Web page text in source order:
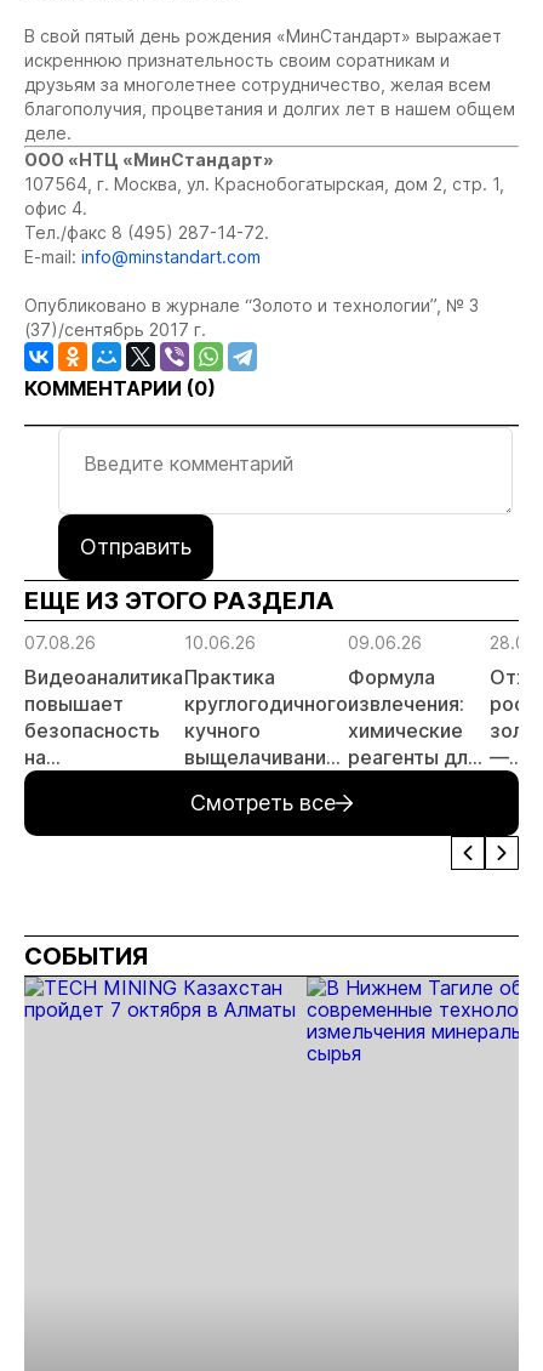
В свой пятый день рождения «МинСтандарт» выражает
искреннюю признательность своим соратникам и
друзьям за многолетнее сотрудничество, желая всем
благополучия, процветания и долгих лет в нашем общем
деле.
ООО «НТЦ «МинCтандарт»
107564, г. Москва, ул. Краснобогатырская, дом 2, стр. 1,
офис 4.
Тел./факс 8 (495) 287-14-72.
E-mail: info@minstandart.com
Опубликовано в журнале “Золото и технологии”, № 3
(37)/сентябрь 2017 г.
КОММЕНТАРИИ (0)
Отправить
ЕЩЕ ИЗ ЭТОГО РАЗДЕЛА
07.08.26
Видеоаналитика
повышает
безопасность
на
месторождении
10.06.26
Практика
круглогодичного
кучного
выщелачивания
Крайнего
Севера
09.06.26
Формула
извлечения:
химические
реагенты для —
Смотреть все
СОБЫТИЯ